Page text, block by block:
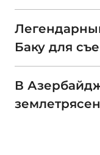
Баку для
В